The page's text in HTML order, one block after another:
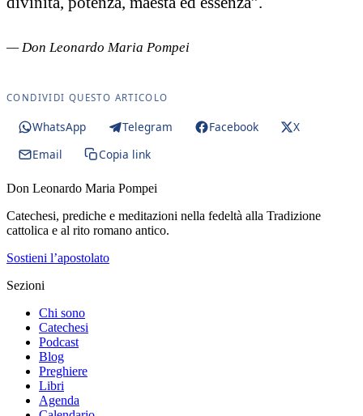
— Don Leonardo Maria Pompei
CONDIVIDI QUESTO ARTICOLO
WhatsApp Telegram Facebook
X
Email
Copia link
Don Leonardo Maria Pompei
Catechesi, prediche e meditazioni nella fedeltà alla Tradizione
cattolica e al rito romano antico.
Sostieni l’apostolato
Sezioni
Chi sono
Catechesi
Podcast
Blog
Preghiere
Libri
Agenda